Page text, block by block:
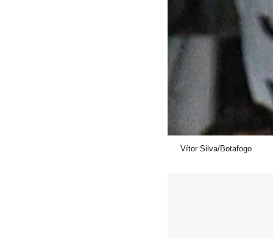
Vítor Silva/Botafogo